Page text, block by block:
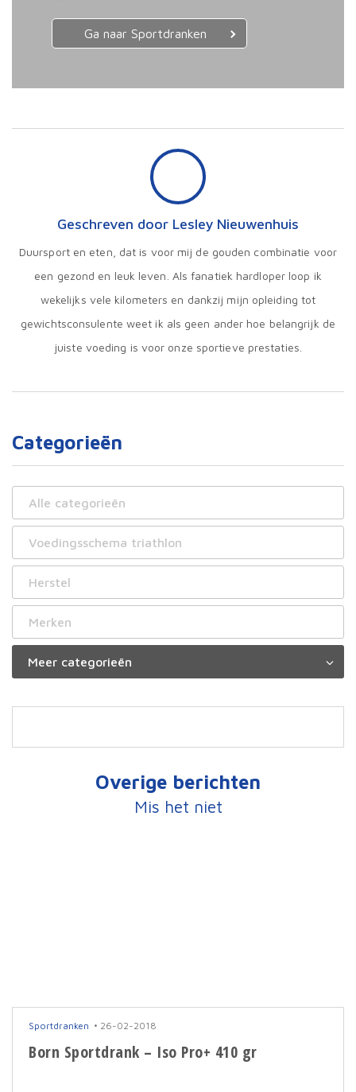
Categorieën
Alle categorieën
Voedingsschema triathlon
Herstel
Merken
Ga naar Sportdranken
Geschreven door Lesley Nieuwenhuis
Duursport en eten, dat is voor mij de gouden combinatie voor
een gezond en leuk leven. Als fanatiek hardloper loop ik
wekelijks vele kilometers en dankzij mijn opleiding tot
gewichtsconsulente weet ik als geen ander hoe belangrijk de
juiste voeding is voor onze sportieve prestaties.
Overige berichten
Mis het niet
Sportdranken 26-02-2018
Born Sportdrank – Iso Pro+ 410 gr